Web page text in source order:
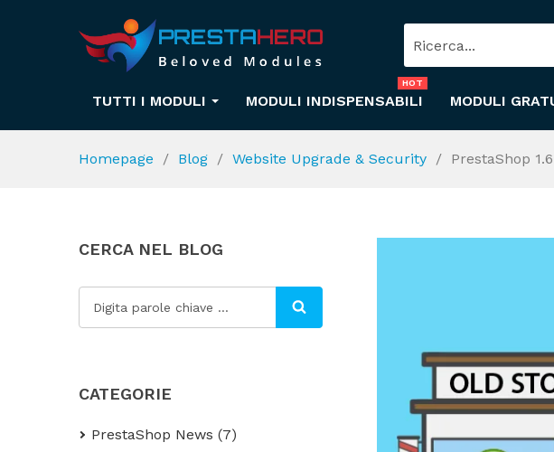
TUTTI I MODULI MODULI INDISPENSABILI
HOT
MODULI
Homepage Blog Website Upgrade & Security PrestaShop
CERCA NEL BLOG
CATEGORIE
PrestaShop News (7)